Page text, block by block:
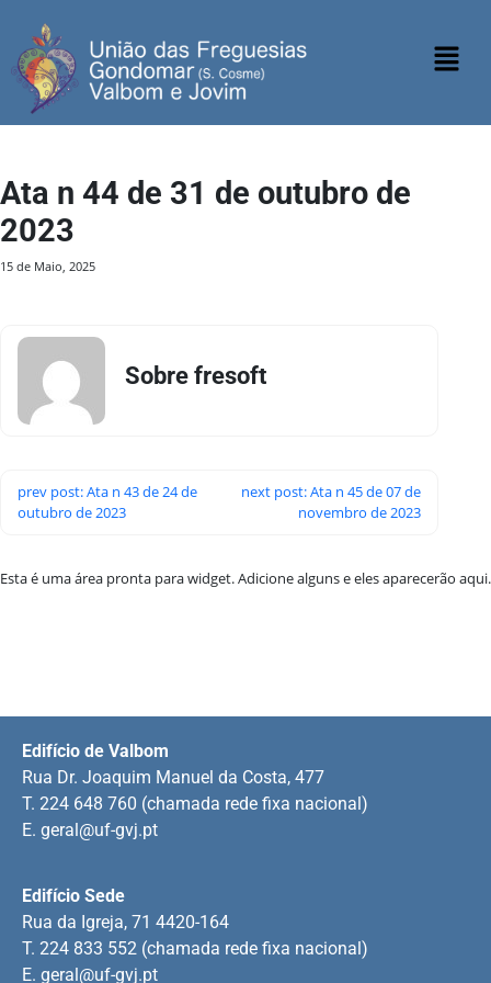
Ata n 44 de 31 de outubro de
2023
15 de Maio, 2025
Sobre fresoft
prev post: Ata n 43 de 24 de
outubro de 2023
next post: Ata n 45 de 07 de
novembro de 2023
Esta é uma área pronta para widget. Adicione alguns e eles aparecerão aqui.
Edifício Sede
Rua da Igreja, 71 4420-164
T. 224 833 552 (chamada rede fixa nacional)
E. geral@uf-gvj.pt
Edifício de Valbom
Rua Dr. Joaquim Manuel da Costa, 477
T. 224 648 760 (chamada rede fixa nacional)
E. geral@uf-gvj.pt